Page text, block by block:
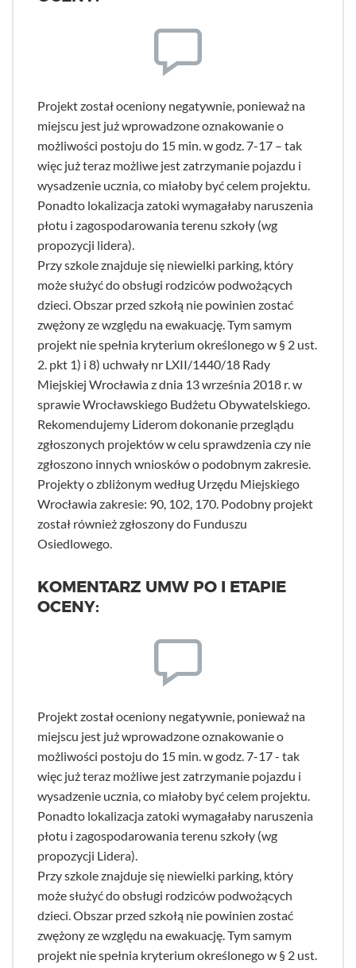
Projekt został oceniony negatywnie, ponieważ na
miejscu jest już wprowadzone oznakowanie o
możliwości postoju do 15 min. w godz. 7-17 – tak
więc już teraz możliwe jest zatrzymanie pojazdu i
wysadzenie ucznia, co miałoby być celem projektu.
Ponadto lokalizacja zatoki wymagałaby naruszenia
płotu i zagospodarowania terenu szkoły (wg
propozycji lidera).
Przy szkole znajduje się niewielki parking, który
może służyć do obsługi rodziców podwożących
dzieci. Obszar przed szkołą nie powinien zostać
zwężony ze względu na ewakuację. Tym samym
projekt nie spełnia kryterium określonego w § 2 ust.
2. pkt 1) i 8) uchwały nr LXII/1440/18 Rady
Miejskiej Wrocławia z dnia 13 września 2018 r. w
sprawie Wrocławskiego Budżetu Obywatelskiego.
Rekomendujemy Liderom dokonanie przeglądu
zgłoszonych projektów w celu sprawdzenia czy nie
zgłoszono innych wniosków o podobnym zakresie.
Projekty o zbliżonym według Urzędu Miejskiego
Wrocławia zakresie: 90, 102, 170. Podobny projekt
został również zgłoszony do Funduszu
Osiedlowego.
KOMENTARZ UMW PO I ETAPIE
OCENY:
Projekt został oceniony negatywnie, ponieważ na
miejscu jest już wprowadzone oznakowanie o
możliwości postoju do 15 min. w godz. 7-17 - tak
więc już teraz możliwe jest zatrzymanie pojazdu i
wysadzenie ucznia, co miałoby być celem projektu.
Ponadto lokalizacja zatoki wymagałaby naruszenia
płotu i zagospodarowania terenu szkoły (wg
propozycji Lidera).
Przy szkole znajduje się niewielki parking, który
może służyć do obsługi rodziców podwożących
dzieci. Obszar przed szkołą nie powinien zostać
zwężony ze względu na ewakuację. Tym samym
projekt nie spełnia kryterium określonego w § 2 ust.